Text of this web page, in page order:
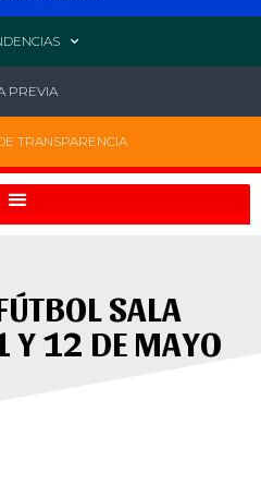
PREVIA
TRANSPARENCIA
SALA
Y 12 DE MAYO